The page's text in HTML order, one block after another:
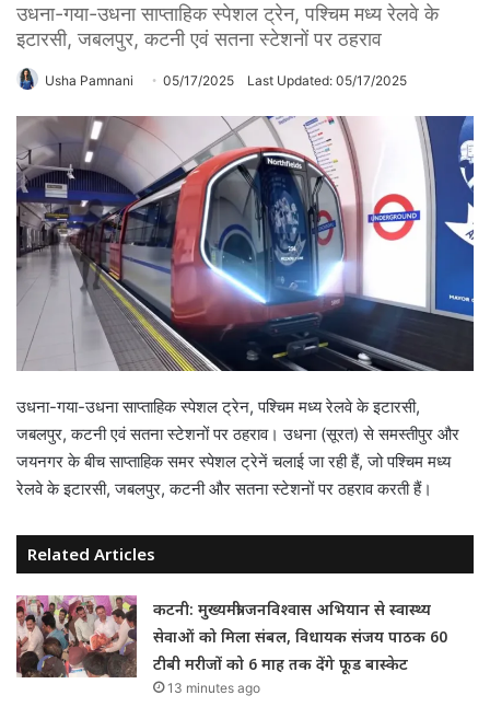
उधना-गया-उधना साप्ताहिक स्पेशल ट्रेन, पश्चिम मध्य रेलवे के
इटारसी, जबलपुर, कटनी एवं सतना स्टेशनों पर ठहराव
Usha Pamnani 05/17/2025 Last Updated: 05/17/2025
उधना-गया-उधना साप्ताहिक स्पेशल ट्रेन, पश्चिम मध्य रेलवे के इटारसी,
जबलपुर, कटनी एवं सतना स्टेशनों पर ठहराव। उधना (सूरत) से समस्तीपुर और
जयनगर के बीच साप्ताहिक समर स्पेशल ट्रेनें चलाई जा रही हैं, जो पश्चिम मध्य
रेलवे के इटारसी, जबलपुर, कटनी और सतना स्टेशनों पर ठहराव करती हैं।
Related Articles
कटनी: मुख्यमंत्री जनविश्वास अभियान से स्वास्थ्य
सेवाओं को मिला संबल, विधायक संजय पाठक 60
टीबी मरीजों को 6 माह तक देंगे फूड बास्केट
13 minutes ago